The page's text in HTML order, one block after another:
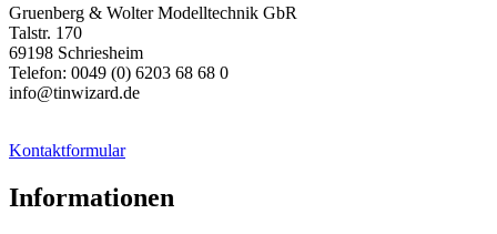
Gruenberg & Wolter Modelltechnik GbR
Talstr. 170
69198 Schriesheim
Telefon: 0049 (0) 6203 68 68 0
info@tinwizard.de
Kontaktformular
Informationen